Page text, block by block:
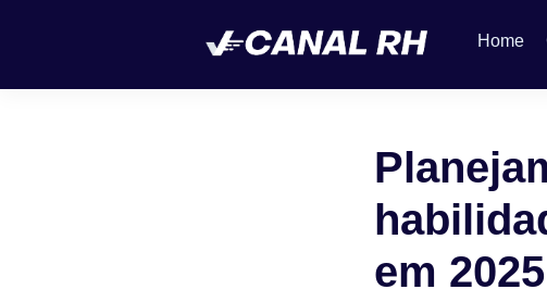
Home
em 2025